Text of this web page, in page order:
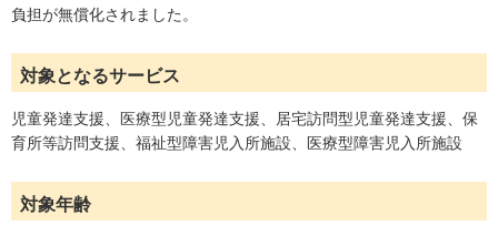
負担が無償化されました。
対象となるサービス
児童発達支援、医療型児童発達支援、居宅訪問型児童発達支援、保
育所等訪問支援、福祉型障害児入所施設、医療型障害児入所施設
対象年齢